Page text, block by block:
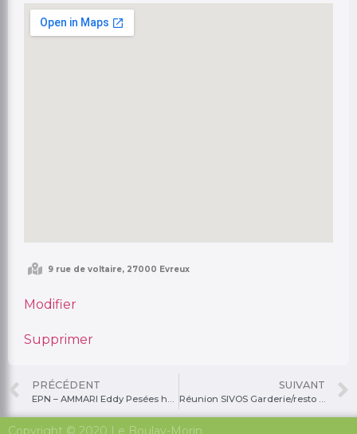
9 rue de voltaire, 27000 Evreux
Modifier
Supprimer
PRÉCÉDENT
EPN – AMMARI Eddy Pesées hydrants
SUIVANT
Réunion SIVOS Garderie/resto scolaire
Copyright © 2020 Le Boulay-Morin
Localisation